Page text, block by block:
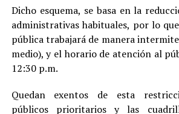
Dicho esquema, se basa en la
administrativas habituales, por lo
pública trabajará de manera
medio), y el horario de atención al
12:30 p.m.
Quedan exentos de esta
públicos prioritarios y las